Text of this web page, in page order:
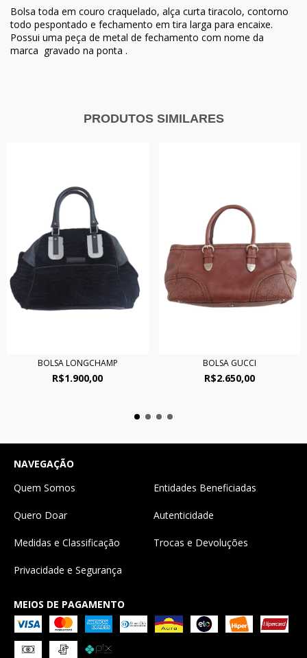
Bolsa toda em couro craquelado, alça curta tiracolo, contorno
todo pespontado e fechamento em tira larga para encaixe.
Possui uma peça de metal de fechamento com nome da
marca gravado na ponta .
PRODUTOS SIMILARES
BOLSA LONGCHAMP
R$1.900,00
BOLSA GUCCI
R$2.650,00
NAVEGAÇÃO
Quem Somos
Entidades Beneficiadas
Quero Doar Autenticidade
Medidas e Classificação Trocas e Devoluções
Privacidade e Segurança
MEIOS DE PAGAMENTO